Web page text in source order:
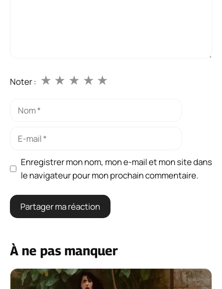
Noter : ★
★
★
★
★
Nom
Enregistrer mon nom, mon e-mail et mon site dans
le navigateur pour mon prochain commentaire.
À ne pas manquer